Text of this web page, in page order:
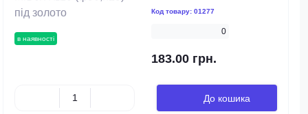
в наявності
Код товару: 01277
0
183.00 грн.
До кошика